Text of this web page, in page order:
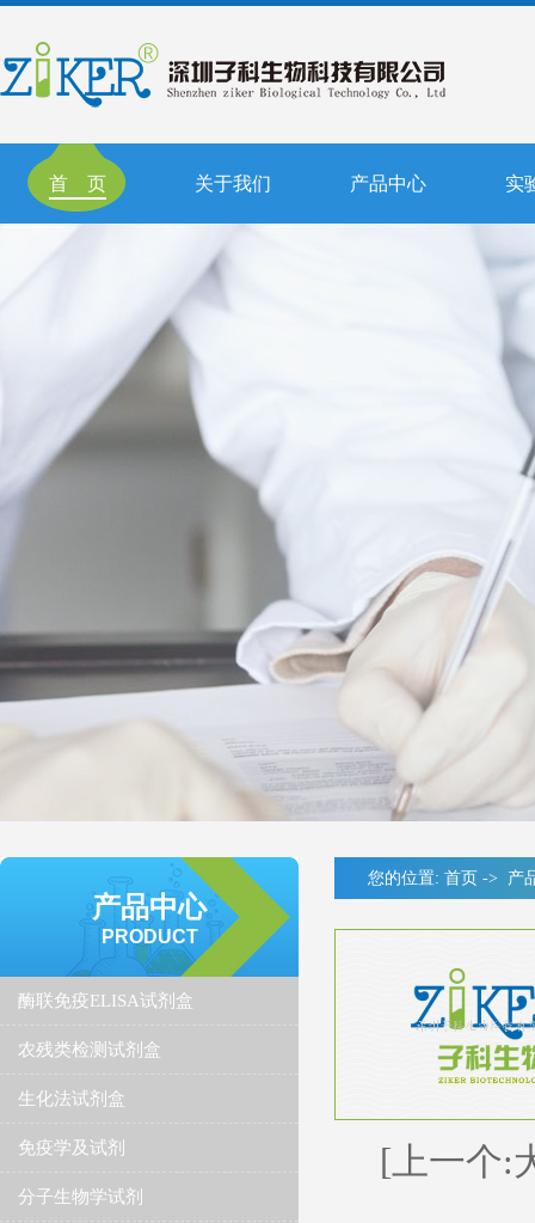
首 页 关于我们 产品中心 实
产品中心
PRODUCT
酶联免疫ELISA试剂盒
农残类检测试剂盒
生化法试剂盒
免疫学及试剂
分子生物学试剂
您的位置: 首页 -> 产
[上一个: